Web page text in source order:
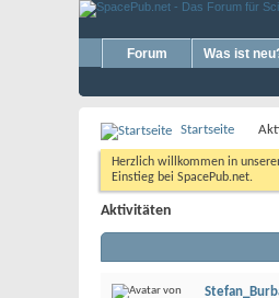
Forum Was ist
Startseite
Herzlich willkommen in
Einstieg bei SpacePub.net.
Aktivitäten